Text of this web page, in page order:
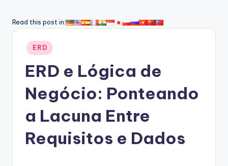
a
Read this post in:
Posted
in
ERD
ERD e Lógica de
Negócio: Ponteando
a Lacuna Entre
Requisitos e Dados